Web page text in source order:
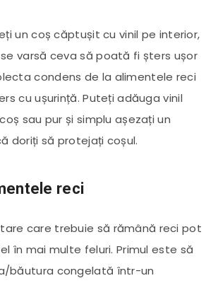
un coș căptușit cu vinil pe interior,
varsă ceva să poată fi șters ușor
condens de la alimentele reci
cu ușurință. Puteți adăuga vinil
sau pur și simplu așezați un
doriți să protejați coșul.
reci
care trebuie să rămână reci pot
în mai multe feluri. Primul este să
băutura congelată într-un